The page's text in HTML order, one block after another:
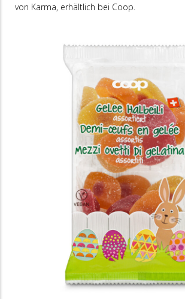
von Karma, erhältlich bei Coop.